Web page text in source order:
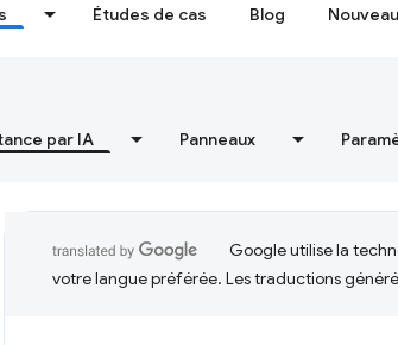
Études de cas Blog
par IA Panneaux
Google utilise la
votre langue préférée. Les traductions